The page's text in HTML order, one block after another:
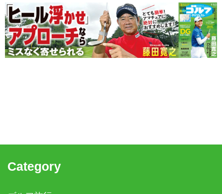
Category